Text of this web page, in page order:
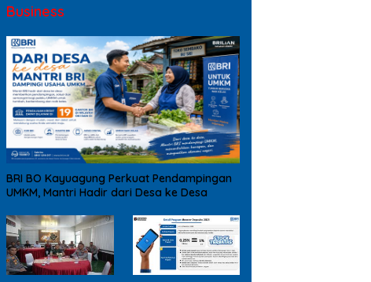
Business
BRI BO Kayuagung Perkuat Pendampingan
UMKM, Mantri Hadir dari Desa ke Desa